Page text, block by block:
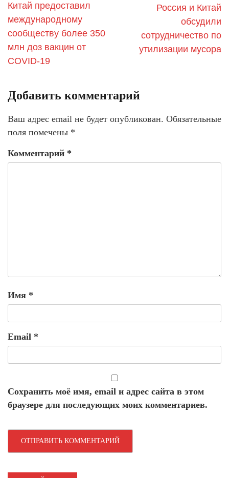
Китай предоставил
международному
сообществу более 350
млн доз вакцин от
COVID-19
Россия и Китай
обсудили
сотрудничество по
утилизации мусора
Добавить комментарий
Ваш адрес email не будет опубликован. Обязательные
поля помечены *
Комментарий *
Имя *
Email *
Сохранить моё имя, email и адрес сайта в этом
браузере для последующих моих комментариев.